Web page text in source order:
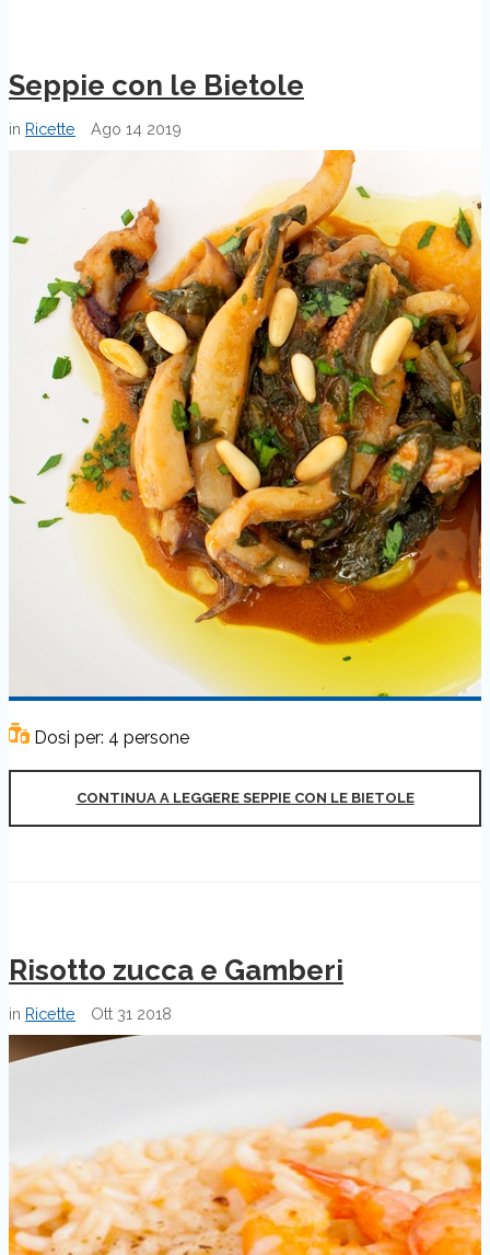
Seppie con le Bietole
in Ricette Ago 14 2019
Dosi per: 4 persone
CONTINUA A LEGGERE SEPPIE CON LE BIETOLE
Risotto zucca e Gamberi
in Ricette Ott 31 2018